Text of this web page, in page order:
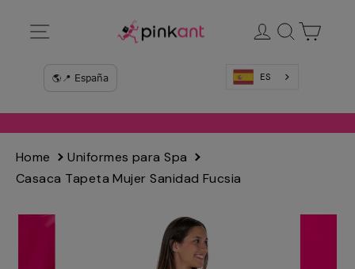
directamente
Ingresar
Buscar
ES
Home
Uniformes para Spa
Casaca Tapeta Mujer Sanidad Fucsia